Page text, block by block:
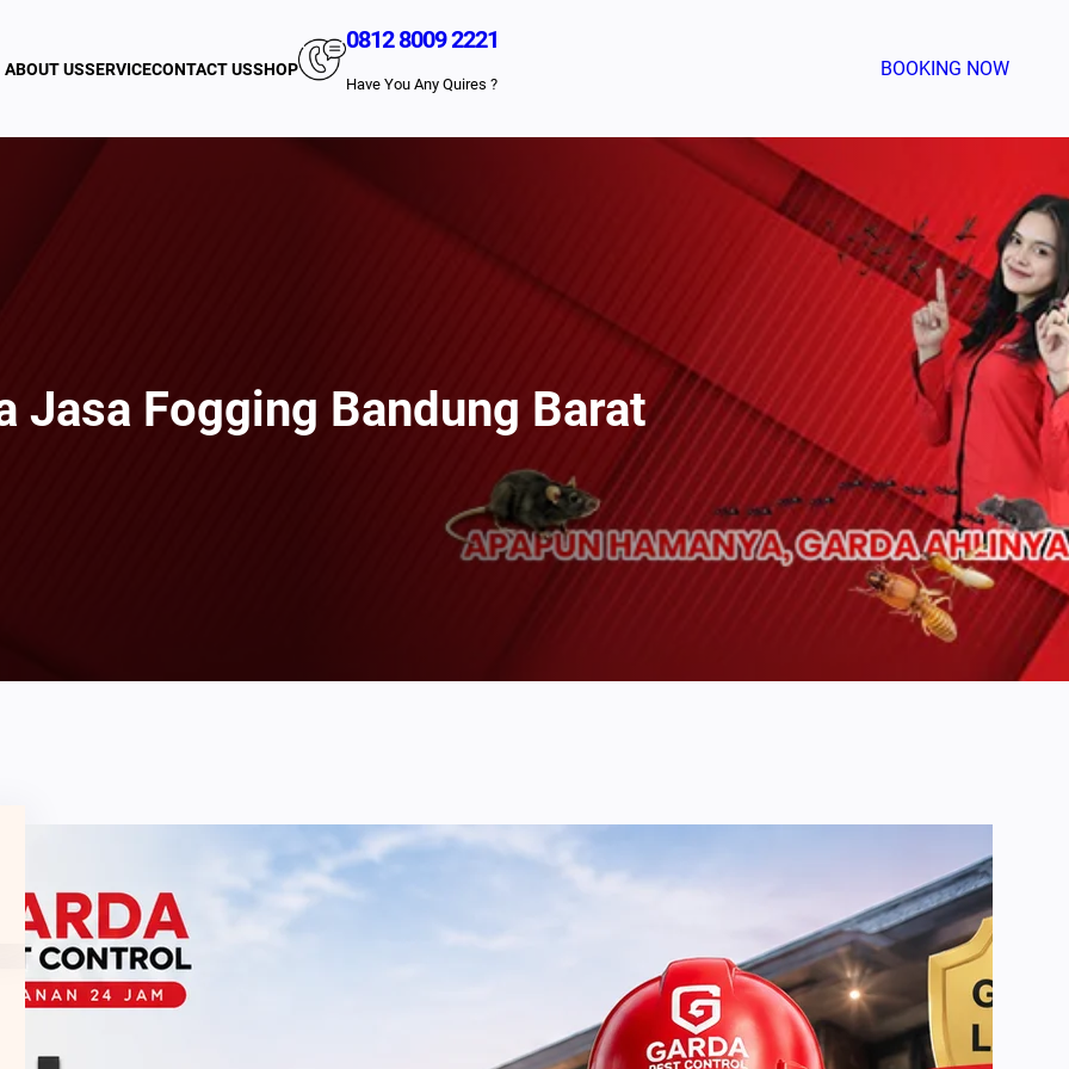
ABOUT USSERVICECONTACT USSHOP
0812 8009 2221
Have You Any Quires ?
BOOKING NOW
Jasa Fogging Bandung Barat